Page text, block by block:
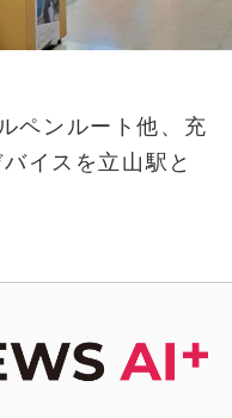
ペンルート他、充
イスを立山駅と